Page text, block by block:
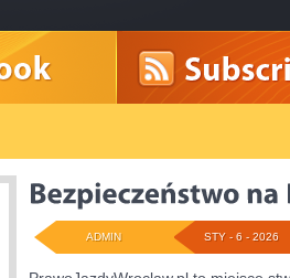
STY - 6 - 2026
ADMIN